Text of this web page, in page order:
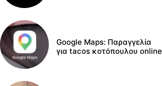
Google Maps: Παραγγελία
για tacos κοτόπουλου online